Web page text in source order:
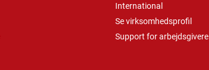
International
Se virksomhedsprofil
Support for arbejdsgivere